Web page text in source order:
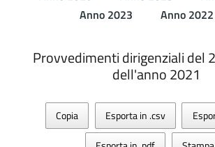
Anno 2023
Anno 2022
Provvedimenti dirigenziali del
dell'anno 2021
Copia Esporta in .csv